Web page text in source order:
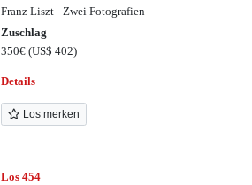
Franz Liszt - Zwei Fotografien
Zuschlag
350€(US$ 402)
Details
Los merken
Los 454